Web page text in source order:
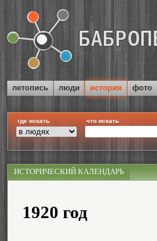
летопись люди история фото
где искать что искать
ИСТОРИЧЕСКИЙ КАЛЕНДАРЬ
1920 год